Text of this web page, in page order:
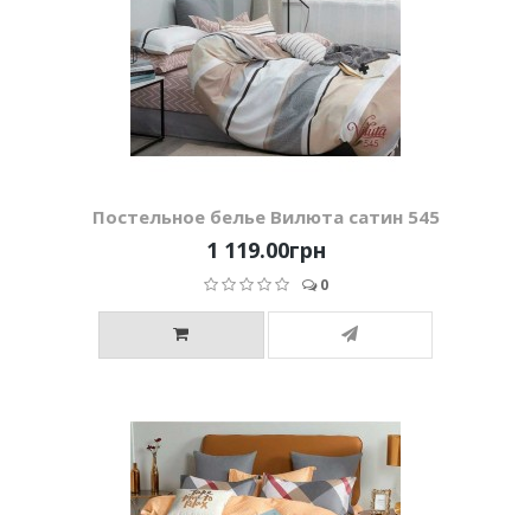
Постельное белье Вилюта сатин 545
1 119.00грн
0